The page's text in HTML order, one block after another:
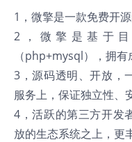
1，微擎是一款免费开
2，微擎是基于目
（php+mysql），拥有
3，源码透明、开放，
服务上，保证独立性、
4，活跃的第三方开发
放的生态系统之上，更